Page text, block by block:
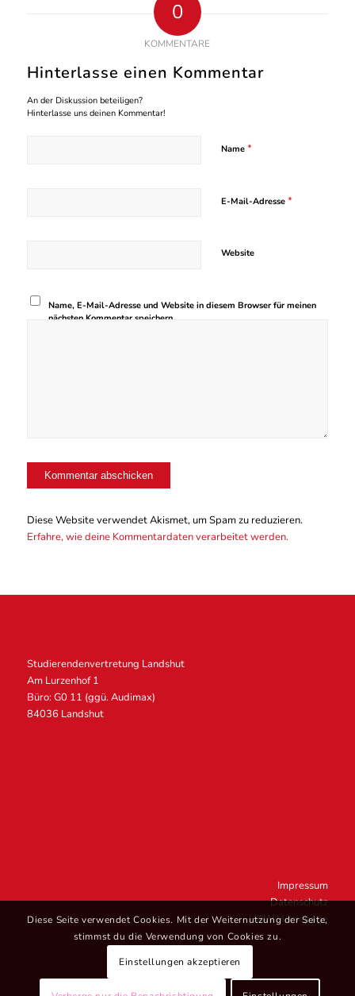
0
KOMMENTARE
Hinterlasse einen Kommentar
An der Diskussion beteiligen?
Hinterlasse uns deinen Kommentar!
Name *
E-Mail-Adresse *
Website
Name, E-Mail-Adresse und Website in diesem Browser für meinen
nächsten Kommentar speichern.
Diese Website verwendet Akismet, um Spam zu reduzieren.
Erfahre, wie deine Kommentardaten verarbeitet werden.
Studierendenvertretung Landshut
Am Lurzenhof 1
Büro: G0 11 (ggü. Audimax)
84036 Landshut
Impressum
Datenschutz
HAW Homepage
Diese Seite verwendet Cookies. Mit der Weiternutzung der Seite,
stimmst du die Verwendung von Cookies zu.
Einstellungen akzeptieren